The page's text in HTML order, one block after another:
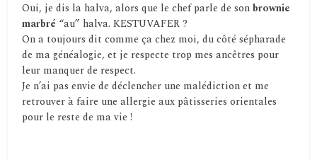
Oui, je dis la halva, alors que le chef parle de sonbrownie
marbré “au” halva. KESTUVAFER ?
On a toujours dit comme ça chez moi, du côté sépharade
de ma généalogie, et je respecte trop mes ancêtres pour
leur manquer de respect.
Je n’ai pas envie de déclencher une malédiction et me
retrouver à faire une allergie aux pâtisseries orientales
pour le reste de ma vie !